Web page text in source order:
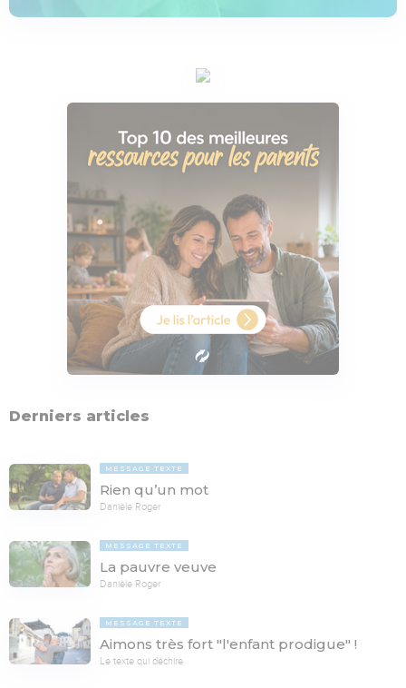
Derniers articles
MESSAGE TEXTE
Rien qu’un mot
Danièle Roger
MESSAGE TEXTE
La pauvre veuve
Danièle Roger
MESSAGE TEXTE
Aimons très fort "l'enfant prodigue" !
Le texte qui déchire